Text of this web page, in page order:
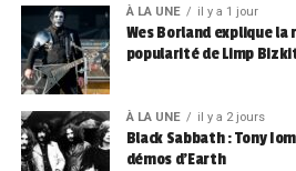
À LA UNE il y a 1 jour
Wes Borland explique
popularité de Limp
À LA UNE il y a 2 jours
Black Sabbath : Tony
démos d’Earth